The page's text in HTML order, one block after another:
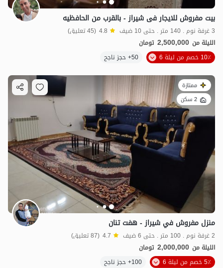
1.8 مليون ت 4.7
بیت مفروش للایجار فی شیراز - بالقرب من الحافظیه
3 غرفة نوم . 140 متر . حتى 10 ضيف 4.8 (45 تعليق)
الليلة من 2,500,000 تومان
10٪ خصم من ليلة 6
50+ حجز ناجح
ممتازة
2 سكن
منزل مفروش في شيراز - هفت تنان
2 غرفة نوم . 100 متر . حتى 6 ضيف 4.7 (87 تعليق)
الليلة من 2,000,000 تومان
5٪ خصم من ليلة 6
100+ حجز ناجح